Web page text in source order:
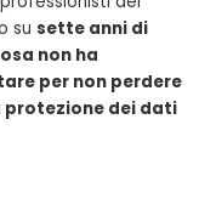
su sette anni di
non ha
per non perdere
dei dati